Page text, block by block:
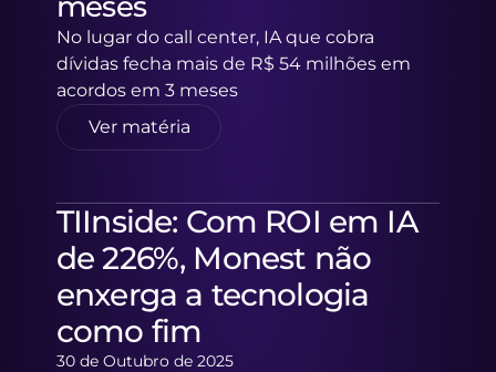
No lugar do call center, IA que cobra
dívidas fecha mais de R$ 54 milhões em
acordos em 3 meses
Ver matéria
TIInside: Com ROI em IA
de 226%, Monest não
enxerga a tecnologia
como fim
30 de Outubro de 2025